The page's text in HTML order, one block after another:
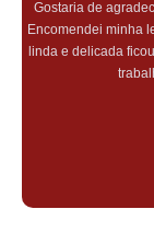
Gostaria de
Encomendei minha
linda e delicada